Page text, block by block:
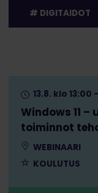
DIGITAIDOT
Windows 11
toiminnot
13.8. klo 13:00
WEBINAARI
KOULUTUS